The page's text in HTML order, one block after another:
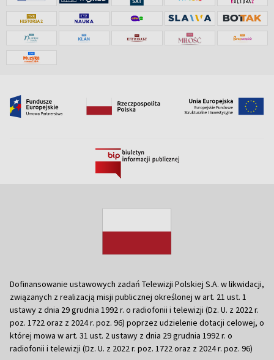
Dofinansowanie ustawowych zadań Telewizji Polskiej S.A. w likwidacji,
związanych z realizacją misji publicznej określonej w art. 21 ust. 1
ustawy z dnia 29 grudnia 1992 r. o radiofonii i telewizji (Dz. U. z 2022 r.
poz. 1722 oraz z 2024 r. poz. 96) poprzez udzielenie dotacji celowej, o
której mowa w art. 31 ust. 2 ustawy z dnia 29 grudnia 1992 r. o
radiofonii i telewizji (Dz. U. z 2022 r. poz. 1722 oraz z 2024 r. poz. 96)